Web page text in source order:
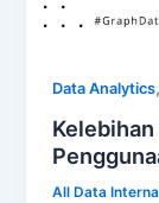
Data Analytics,
All Data